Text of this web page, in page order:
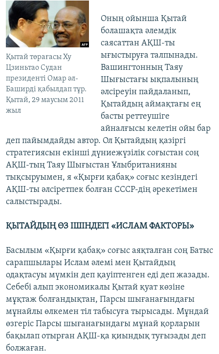
Қытай төрағасы Ху
Цзиньтао Судан
президенті Омар әл-
Баширді қабылдап тұр.
Қытай, 29 маусым 2011
жыл
Оның ойынша Қытай
болашақта әлемдік
саясаттан АҚШ-ты
ығыстыруға талпынады.
Вашингтонның Таяу
Шығыстағы ықпалының
әлсіреуін пайдаланып,
Қытайдың аймақтағы ең
басты реттеушіге
айналғысы келетін ойы бар
деп пайымдайды автор. Ол Қытайдың қазіргі
стратегиясын екінші дүниежүзілік соғыстан соң
АҚШ-тың Таяу Шығыстан Ұлыбританияны
тықсыруымен, я «Қырғи қабақ» соғыс кезіндегі
АҚШ-ты әлсіретпек болған СССР-дің әрекетімен
салыстырады.
ҚЫТАЙДЫҢ ӨЗ ІШІНДЕГІ «ИСЛАМ ФАКТОРЫ»
Басылым «Қырғи қабақ» соғыс аяқталған соң Батыс
сарапшылары Ислам әлемі мен Қытайдың
одақтасуы мүмкін деп қауіптенген еді деп жазады.
Себебі алып экономикалы Қытай қуат көзіне
мұқтаж болғандықтан, Парсы шығанағындағы
мұнайлы өлкемен тіл табысуға тырысады. Мұндай
өзгеріс Парсы шығанағындағы мұнай қорларын
бақылап отырған АҚШ-қа қиындық туғызады деп
болжаған.